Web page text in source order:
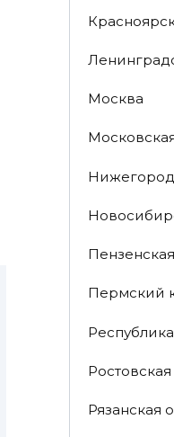
Москва
Пермский
Ростовская
Рязанская